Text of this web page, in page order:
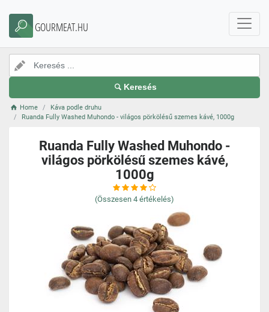
GOURMEAT.HU
Keresés
Home
Káva podle druhu
Ruanda Fully Washed Muhondo - világos pörkölésű szemes kávé, 1000g
Ruanda Fully Washed Muhondo -
világos pörkölésű szemes kávé,
1000g
(Összesen 4 értékelés)